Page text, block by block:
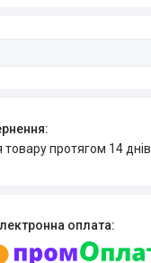
товару протягом 14 днів